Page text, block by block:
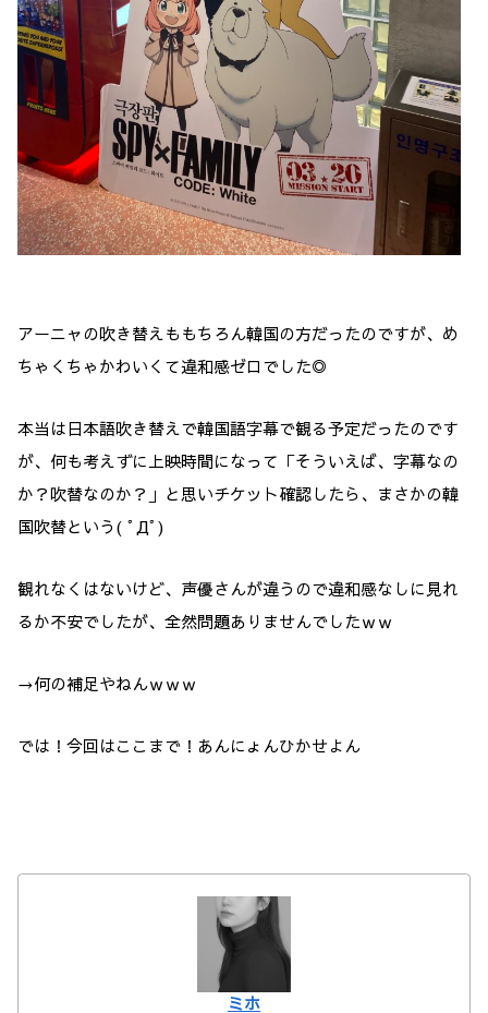
アーニャの吹き替えももちろん韓国の方だったのですが、め
ちゃくちゃかわいくて違和感ゼロでした◎
本当は日本語吹き替えで韓国語字幕で観る予定だったのです
が、何も考えずに上映時間になって「そういえば、字幕なの
か？吹替なのか？」と思いチケット確認したら、まさかの韓
国吹替という( ﾟДﾟ)
観れなくはないけど、声優さんが違うので違和感なしに見れ
るか不安でしたが、全然問題ありませんでしたｗｗ
→何の補足やねんｗｗｗ
では！今回はここまで！あんにょんひかせよん
ミホ